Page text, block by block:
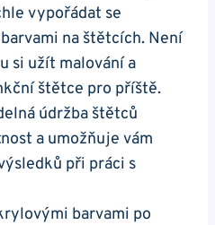
vypořádat se
na štětcích. ⁢Není
si​ užít malování a
štětce pro příště.
údržba štětců
a umožňuje vám
při práci s